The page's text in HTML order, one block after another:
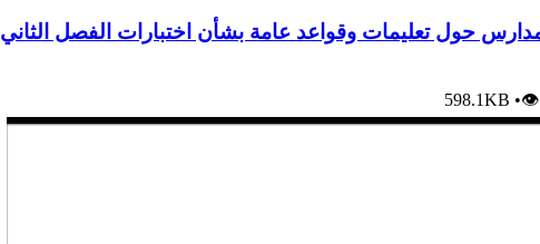
حول تعليمات وقواعد عامة بشأن اختبارات الفصل الثاني
598.1KB •👁